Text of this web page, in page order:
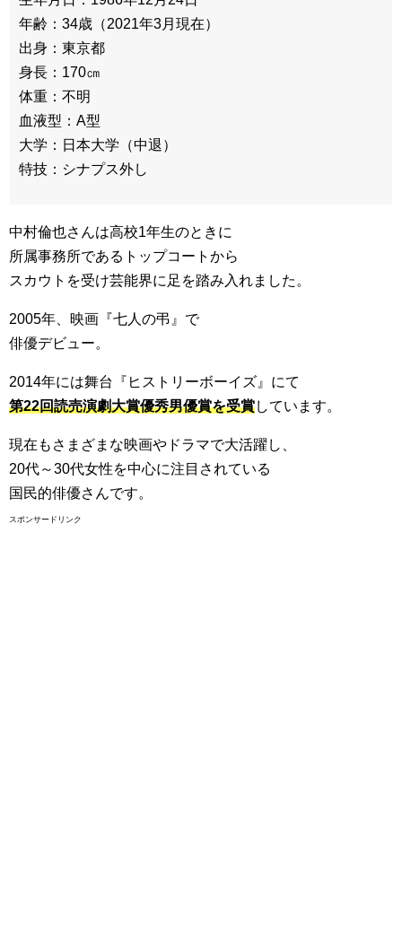
年齢：34歳（2021年3月現在）
出身：東京都
身長：170㎝
体重：不明
血液型：A型
大学：日本大学（中退）
特技：シナプス外し
中村倫也さんは高校1年生のときに
所属事務所であるトップコートから
スカウトを受け芸能界に足を踏み入れました。
2005年、映画『七人の弔』で
俳優デビュー。
2014年には舞台『ヒストリーボーイズ』にて
第22回読売演劇大賞優秀男優賞を受賞しています。
現在もさまざまな映画やドラマで大活躍し、
20代～30代女性を中心に注目されている
国民的俳優さんです。
スポンサードリンク